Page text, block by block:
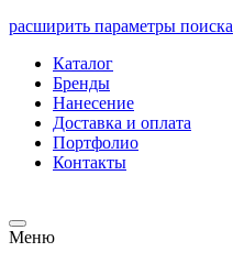
расширить параметры поиска
Каталог
Бренды
Нанесение
Доставка и оплата
Портфолио
Контакты
Меню